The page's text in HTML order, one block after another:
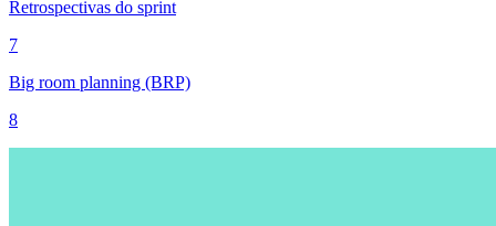
Retrospectivas do sprint
7
Big room planning (BRP)
8